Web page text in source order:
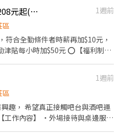
久任獎金 5. 生日禮卷 6. 滿年資
福利歡迎您加入我們★★ 總是
利多(丸亀製麵)
【すき家 SUKIYA】★時薪208元起(含全勤)★鴻金寶店
1週前
區
合全勤條件者時薪再加$10元，
時加$50元 ⭕【福利制
:接待服務顧客、收銀結帳、環境
1週前
區
趣， 希望真正接觸吧台與酒吧運
工作內容】 ・外場接待與桌邊服務